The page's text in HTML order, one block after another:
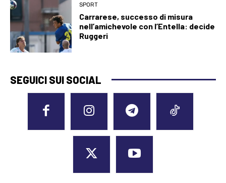
SPORT
Carrarese, successo di misura
nell’amichevole con l’Entella: decide
Ruggeri
SEGUICI SUI SOCIAL